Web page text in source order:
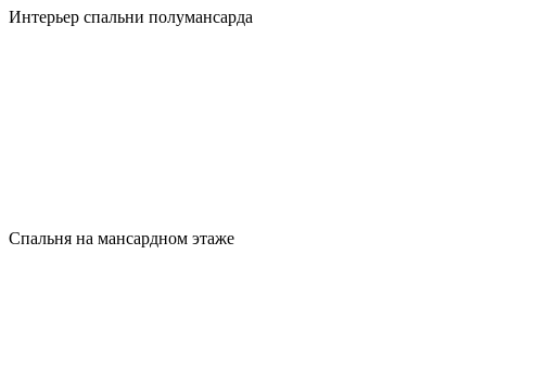
Интерьер спальни полумансарда
Спальня на мансардном этаже